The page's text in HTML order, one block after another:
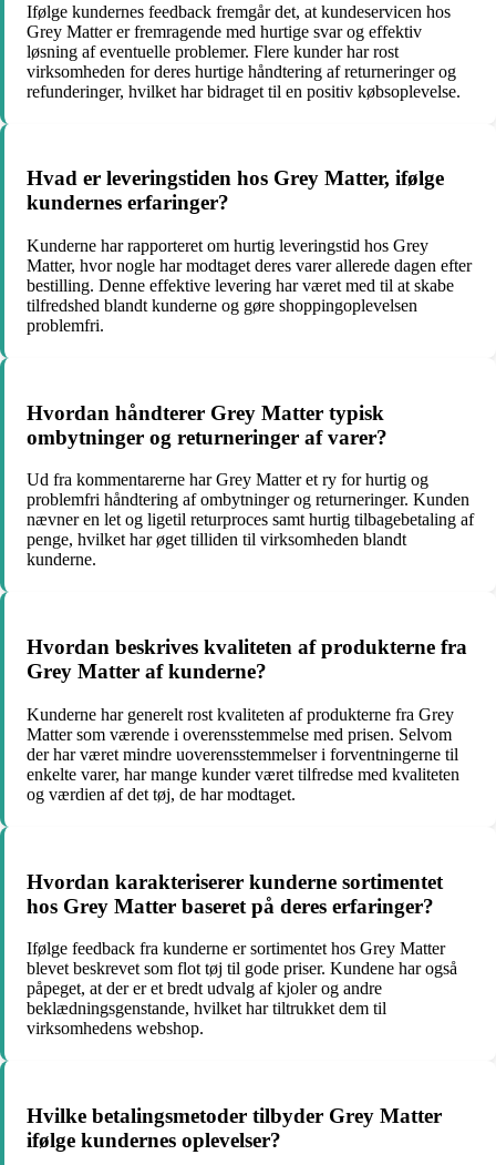
Ifølge kundernes feedback fremgår det, at kundeservicen hos
Grey Matter er fremragende med hurtige svar og effektiv
løsning af eventuelle problemer. Flere kunder har rost
virksomheden for deres hurtige håndtering af returneringer og
refunderinger, hvilket har bidraget til en positiv købsoplevelse.
Hvad er leveringstiden hos Grey Matter, ifølge
kundernes erfaringer?
Kunderne har rapporteret om hurtig leveringstid hos Grey
Matter, hvor nogle har modtaget deres varer allerede dagen efter
bestilling. Denne effektive levering har været med til at skabe
tilfredshed blandt kunderne og gøre shoppingoplevelsen
problemfri.
Hvordan håndterer Grey Matter typisk
ombytninger og returneringer af varer?
Ud fra kommentarerne har Grey Matter et ry for hurtig og
problemfri håndtering af ombytninger og returneringer. Kunden
nævner en let og ligetil returproces samt hurtig tilbagebetaling af
penge, hvilket har øget tilliden til virksomheden blandt
kunderne.
Hvordan beskrives kvaliteten af produkterne fra
Grey Matter af kunderne?
Kunderne har generelt rost kvaliteten af produkterne fra Grey
Matter som værende i overensstemmelse med prisen. Selvom
der har været mindre uoverensstemmelser i forventningerne til
enkelte varer, har mange kunder været tilfredse med kvaliteten
og værdien af det tøj, de har modtaget.
Hvordan karakteriserer kunderne sortimentet
hos Grey Matter baseret på deres erfaringer?
Ifølge feedback fra kunderne er sortimentet hos Grey Matter
blevet beskrevet som flot tøj til gode priser. Kundene har også
påpeget, at der er et bredt udvalg af kjoler og andre
beklædningsgenstande, hvilket har tiltrukket dem til
virksomhedens webshop.
Hvilke betalingsmetoder tilbyder Grey Matter
ifølge kundernes oplevelser?